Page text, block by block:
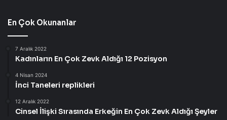
En Çok Okunanlar
7 Aralık 2022
Kadınların En Çok Zevk Aldığı 12 Pozisyon
4 Nisan 2024
İnci Taneleri replikleri
12 Aralık 2022
Cinsel İlişki Sırasında Erkeğin En Çok Zevk Aldığı Şeyler